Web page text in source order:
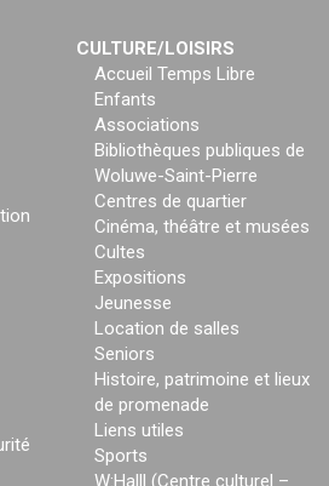
CULTURE/LOISIRS
Accueil Temps Libre
Enfants
Associations
Bibliothèques publiques de
Woluwe-Saint-Pierre
Centres de quartier
Cinéma, théâtre et musées
Cultes
Expositions
Jeunesse
Location de salles
Seniors
Histoire, patrimoine et lieux
de promenade
Liens utiles
Sports
W:Halll (Centre culturel –